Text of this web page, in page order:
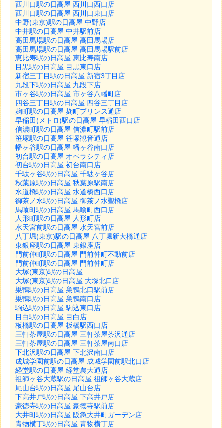
西川口駅の日高屋 西川口西口店
西川口駅の日高屋 西川口東口店
中野(東京)駅の日高屋 中野店
中井駅の日高屋 中井駅前店
高田馬場駅の日高屋 高田馬場店
高田馬場駅の日高屋 高田馬場駅前店
恵比寿駅の日高屋 恵比寿南店
目黒駅の日高屋 目黒東口店
新宿三丁目駅の日高屋 新宿3丁目店
九段下駅の日高屋 九段下店
市ヶ谷駅の日高屋 市ヶ谷八幡町店
四谷三丁目駅の日高屋 四谷三丁目店
麹町駅の日高屋 麹町プリンス通店
早稲田(メトロ)駅の日高屋 早稲田西口店
信濃町駅の日高屋 信濃町駅前店
笹塚駅の日高屋 笹塚観音通店
幡ヶ谷駅の日高屋 幡ヶ谷南口店
初台駅の日高屋 オペラシティ店
初台駅の日高屋 初台南口店
千駄ヶ谷駅の日高屋 千駄ヶ谷店
秋葉原駅の日高屋 秋葉原駅南店
水道橋駅の日高屋 水道橋西口店
御茶ノ水駅の日高屋 御茶ノ水聖橋店
馬喰町駅の日高屋 馬喰町西口店
人形町駅の日高屋 人形町店
水天宮前駅の日高屋 水天宮前店
八丁堀(東京)駅の日高屋 八丁堀新大橋通店
東銀座駅の日高屋 東銀座店
門前仲町駅の日高屋 門前仲町不動前店
門前仲町駅の日高屋 門前仲町店
大塚(東京)駅の日高屋
大塚(東京)駅の日高屋 大塚北口店
巣鴨駅の日高屋 巣鴨北口駅前店
巣鴨駅の日高屋 巣鴨南口店
駒込駅の日高屋 駒込東口店
目白駅の日高屋 目白店
板橋駅の日高屋 板橋駅西口店
三軒茶屋駅の日高屋 三軒茶屋茶沢通店
三軒茶屋駅の日高屋 三軒茶屋南口店
下北沢駅の日高屋 下北沢南口店
成城学園前駅の日高屋 成城学園前駅北口店
経堂駅の日高屋 経堂農大通店
祖師ヶ谷大蔵駅の日高屋 祖師ヶ谷大蔵店
尾山台駅の日高屋 尾山台店
下高井戸駅の日高屋 下高井戸店
豪徳寺駅の日高屋 豪徳寺駅前店
大井町駅の日高屋 阪急大井町ガーデン店
青物横丁駅の日高屋 青物横丁店